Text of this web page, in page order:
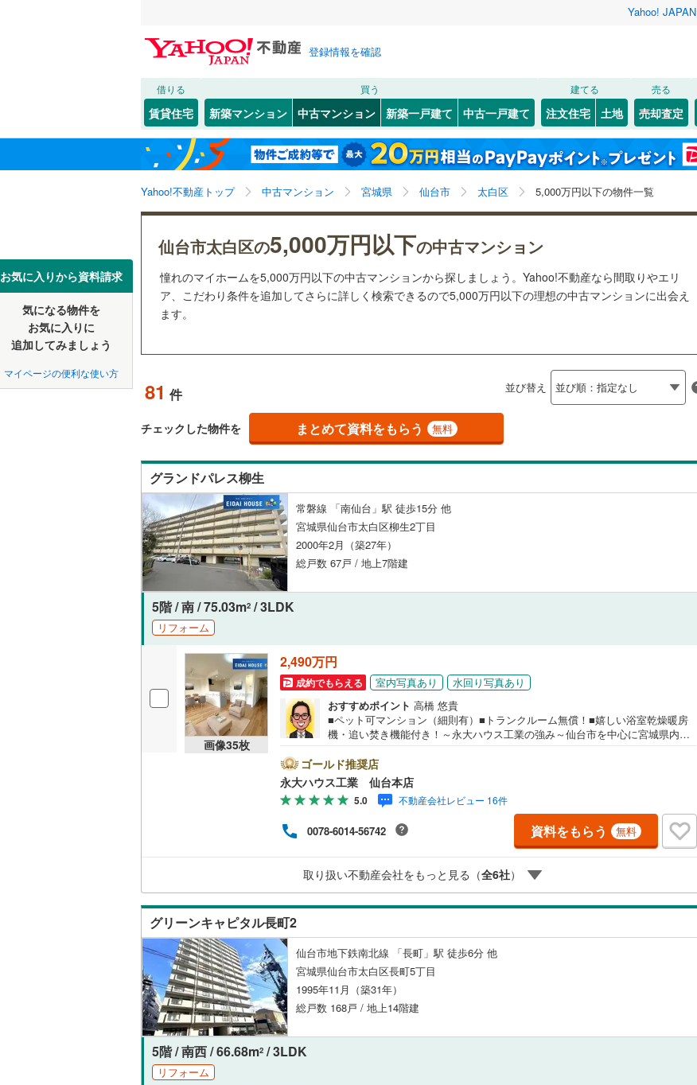
Yahoo! JAPAN
登録情報を確認
借りる
賃貸住宅
買う
新築マンション 中古マンション 新築一戸建て 中古一戸建て
建てる
注文住宅 土地
売る
売却査定
Yahoo!不動産トップ 中古マンション 宮城県 仙台市 太白区 5,000万円以下の物件一覧
お気に入りから資料請求
気になる物件を
お気に入りに
追加してみましょう
マイページの便利な使い方
仙台市太白区の5,000万円以下の中古マンション
憧れのマイホームを5,000万円以下の中古マンションから探しましょう。Yahoo!不動産なら間取りやエリ
ア、こだわり条件を追加してさらに詳しく検索できるので5,000万円以下の理想の中古マンションに出会え
ます。
81 件 並び替え
チェックした物件を まとめて資料をもらう 無料
グランドパレス柳生
常磐線 「南仙台」駅 徒歩15分 他
宮城県仙台市太白区柳生2丁目
2000年2月（築27年）
総戸数 67戸 / 地上7階建
5階 / 南 / 75.03m2 / 3LDK
リフォーム
画像35枚
2,490万円
成約でもらえる 室内写真あり
水回り写真あり
おすすめポイント 高橋 悠貴
■ペット可マンション（細則有）■トランクルーム無償！■嬉しい浴室乾燥暖房
機・追い焚き機能付き！～永大ハウス工業の強み～仙台市を中心に宮城県内の
富な不動産知識＞戸建・マンション・土地...と種別を問わず不動産を取り扱っ
ております。更に教育施設や商業施設、子育て環境や行政などの地域情報を総
合し、お客様により良い物件選びをして頂けるよう、しっかりとサポートさせ
て頂きます。2.＜経験豊富なスタッフ＞当社では【購入】【売却】【引っ越
し】【リフォーム】など住宅に関する様々なご質問はもちろん、ご購入時に気
になる住宅ローン各種税金についても、誠心誠意ご説明させて頂きます。各店
舗ではキッズスペースも完備！お子様連れのご家族様で是非お越しください。
内も可能ですので、どうぞお気軽にお問い合わせください！
ゴールド推奨店
永大ハウス工業 仙台本店
5.0 不動産会社レビュー 16件
0078-6014-56742 資料をもらう 無料
取り扱い不動産会社をもっと見る（全6社）
グリーンキャピタル長町2
仙台市地下鉄南北線 「長町」駅 徒歩6分 他
宮城県仙台市太白区長町5丁目
1995年11月（築31年）
総戸数 168戸 / 地上14階建
5階 / 南西 / 66.68m2 / 3LDK
リフォーム
北海道 北海道
東北 青森 岩手 宮城 秋田 山形
関東 東京 神奈川 埼玉 千葉 茨城
長野
東海 愛知 岐阜 静岡 三重
近畿
中国 鳥取 島根 岡山 広島 山口
高知
福岡 佐賀 長崎
該当物件0件
仙台市 青葉区(222) 宮城野区(65)
太白区(81) 泉区(55)
宮城県のそのほ
石巻市(13) 塩竈市(4)
白石市(0 ) 名取市
多賀城市(5) 岩沼市(1)
栗原市(0) 東松島市(0)
伊具郡丸森町 (0)
亘理郡山元町(0)
遠田郡涌谷町 (0)
本吉郡南三陸町(
該当物件0件
大野田(1) 鹿野(5)
富沢(2) 中田(3)
長町南
(1 長嶺(1)
西中田(8)
茂ケ崎 ( 2) 茂庭台
八木山香澄町(4) 八木山本町(2)
該当物件0件
JR 東北本線(57) 常磐線(57)
仙石線(6) 石巻線(0)
大船渡線(0) 陸羽東線(0)
秋田新幹線
(6)
仙台市地下鉄南北線(62
私鉄・その他 阿武隈急行(0) 仙台空港アクセス線(7)
該当物件0件
該当物件0件
こだわり条件 リフォーム、リノベーション
リノベーション・リフォーム
（44）
築古・築30年以上（57）
共用設備
宅配ボックスあり（23
トランクルーム （ 17 ） エレベーター
駐車場空きあり（近隣を含む）
オートロック（36）
管理・管理規約
24時間有人管理（0）
配置、向き、建ち方、日当たり
階下に住戸なし（2）
構造・規模・施工・品質・工法関連
立地
最寄りの駅が始発駅（6 ）
共用施設
コンシェルジュサービス
設備
床暖房（ 1） オール電化（ 3）
LD
リビングダイニング15畳以上
該当物件0件
検索条件を保存しました
この検索条件の新着物件通知は、 マイページから設定できます。
保存した条件を見る
宮城県、仙台市太白区、5,000万円
検索条件を保存する
マイページ
閉じる お気に入りリストを見る
閉じる
閉じる お気に入りリストを見る
閉じる